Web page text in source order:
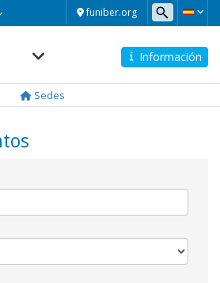
funiber.org
Información
Sedes